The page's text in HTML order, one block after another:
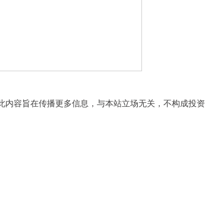
容旨在传播更多信息，与本站立场无关，不构成投资